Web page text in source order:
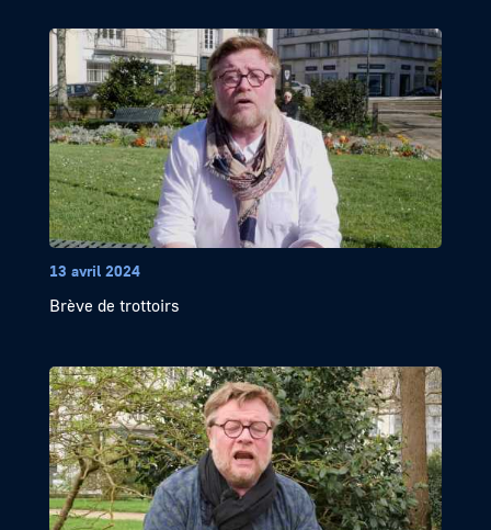
13 avril 2024
Brève de trottoirs